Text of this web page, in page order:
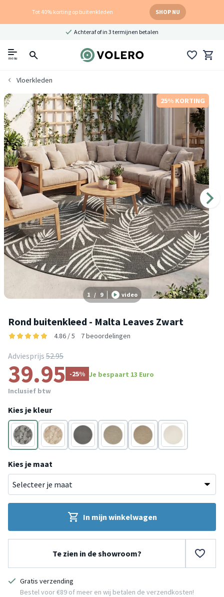
Tot 40% korting op buitenkleden SHOP NU
Achteraf of in 3 termijnen betalen
menu
Vloerkleden
25% KORTING
1 / 9 video
Rond buitenkleed - Malta Leaves Zwart
4.86 / 5 7 beoordelingen
Adviesprijs 52.95
39.95 -25% Je bespaart 13 Euro
Inclusief btw
Kies je kleur
Zwart Taupe Zwart Taupe Taupe
Crème
Kies je maat
In mijn winkelwagen
Te zien in de showroom?
Gratis verzending
Bestel voor €89 of meer en wij betalen de verzendkosten!